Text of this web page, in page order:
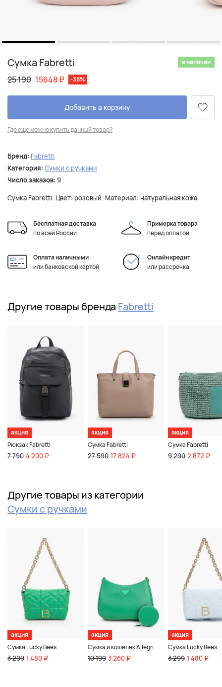
Сумка Fabretti в наличии
25 190 15648₽ -38%
Добавить в корзину
Где еще можно купить данный товар?
Бренд: Fabretti
Категория: Сумки с ручками
Число заказов: 9
Сумка Fabretti. Цвет: розовый. Материал: натуральная кожа.
Бесплатная доставка
по всей России
Примерка товара
перед оплатой
Оплата наличными
или банковской картой
Онлайн кредит
или рассрочка
Другие товары бренда Fabretti
акция
Рюкзак Fabretti
7 790 4 200 ₽
акция
Сумка Fabretti
27 590 17 824 ₽
акция
Сумка Fabretti
9 290 2 872 ₽
Другие товары из категории
Сумки с ручками
акция
Сумка Lucky Bees
3 299 1 480 ₽
акция
Сумка и кошелек Allegri
10 199 3 260 ₽
акция
Сумка Lucky Bees
3 299 1 480 ₽